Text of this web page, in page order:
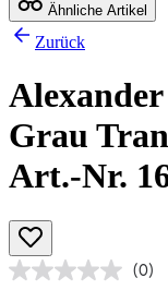
Ähnliche Artikel
Zurück
Grau
Art.-Nr.
(0)